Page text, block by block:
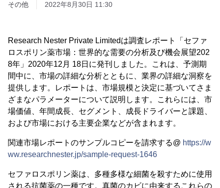
その他
2022年8月30日 11:30
Research Nester Private Limitedは調査レポート「セファ
ロスポリン薬市場：世界的な需要の分析及び機会展望202
8年」2020年12月 18日に発刊しました。これは、予測期
間中に、市場の詳細な分析とともに、業界の詳細な洞察を
提供します。レポートは、市場規模と決定に基づいてさま
ざまなパラメーターについて説明します。これらには、市
場価値、年間成長、セグメント、成長ドライバーと課題、
および市場における主要企業などが含まれます。
関連市場レポートのサンプルコピーを請求する@ https://w
ww.researchnester.jp/sample-request-1646
セファロスポリン薬は、多種多様な細菌を殺すために使用
される抗菌薬の一種です。真菌のカビに由来するこれらの